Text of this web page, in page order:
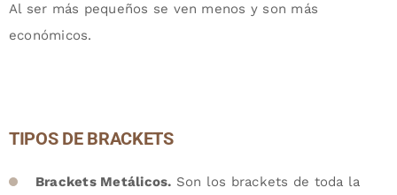
Al ser más pequeños se ven menos y son más
económicos.
TIPOS DE BRACKETS
Brackets Metálicos. Son los brackets de toda la